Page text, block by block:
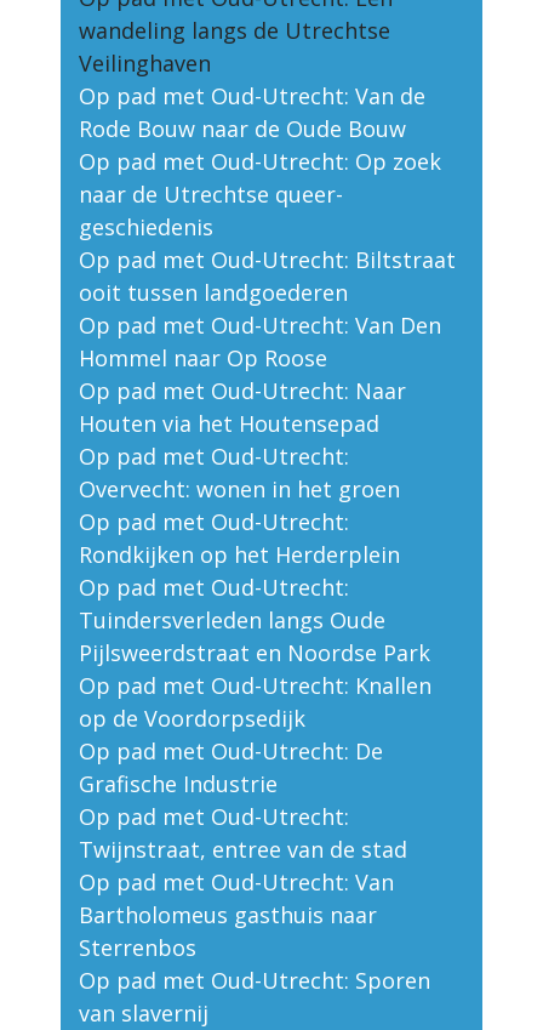
wandeling langs de Utrechtse
Veilinghaven
Op pad met Oud-Utrecht: Van de
Rode Bouw naar de Oude Bouw
Op pad met Oud-Utrecht: Op zoek
naar de Utrechtse queer-
geschiedenis
Op pad met Oud-Utrecht: Biltstraat
ooit tussen landgoederen
Op pad met Oud-Utrecht: Van Den
Hommel naar Op Roose
Op pad met Oud-Utrecht: Naar
Houten via het Houtensepad
Op pad met Oud-Utrecht:
Overvecht: wonen in het groen
Op pad met Oud-Utrecht:
Rondkijken op het Herderplein
Op pad met Oud-Utrecht:
Tuindersverleden langs Oude
Pijlsweerdstraat en Noordse Park
Op pad met Oud-Utrecht: Knallen
op de Voordorpsedijk
Op pad met Oud-Utrecht: De
Grafische Industrie
Op pad met Oud-Utrecht:
Twijnstraat, entree van de stad
Op pad met Oud-Utrecht: Van
Bartholomeus gasthuis naar
Sterrenbos
Op pad met Oud-Utrecht: Sporen
van slavernij